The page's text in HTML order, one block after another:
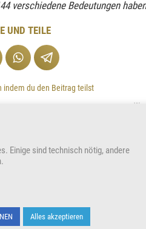
verschiedene Bedeutungen
UND TEILE
indem du den Beitrag teilst
Einige sind technisch nötig, andere
Alles akzeptieren